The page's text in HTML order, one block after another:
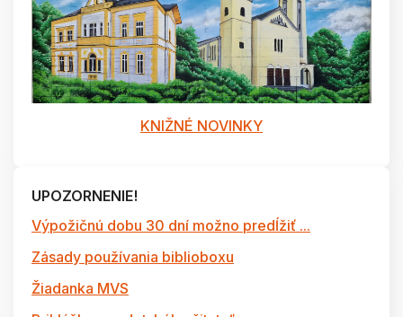
KNIŽNÉ NOVINKY
UPOZORNENIE!
Výpožičnú dobu 30 dní možno predĺžiť ...
Zásady používania biblioboxu
Žiadanka MVS